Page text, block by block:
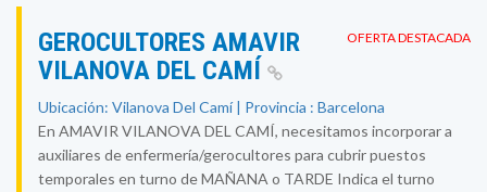
OFERTA DESTACADA
GEROCULTORES AMAVIR
VILANOVA DEL CAMÍ
Ubicación: Vilanova Del Camí | Provincia : Barcelona
En AMAVIR VILANOVA DEL CAMÍ, necesitamos incorporar a
auxiliares de enfermería/gerocultores para cubrir puestos
temporales en turno de MAÑANA o TARDE Indica el turno